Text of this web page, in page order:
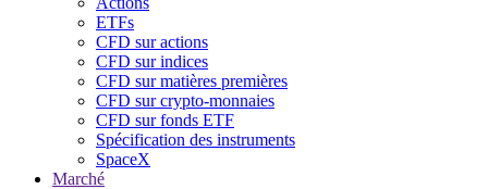
ETFs
CFD sur actions
CFD sur indices
CFD sur matières premières
CFD sur crypto-monnaies
CFD sur fonds ETF
Spécification des instruments
SpaceX
Marché